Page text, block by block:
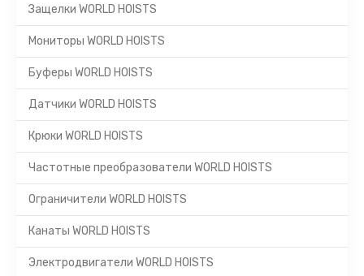
Защелки WORLD HOISTS
Мониторы WORLD HOISTS
Буферы WORLD HOISTS
Датчики WORLD HOISTS
Крюки WORLD HOISTS
Частотные преобразователи WORLD HOISTS
Ограничители WORLD HOISTS
Канаты WORLD HOISTS
Электродвигатели WORLD HOISTS